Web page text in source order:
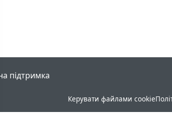
підтримка
Керувати файлами cookie